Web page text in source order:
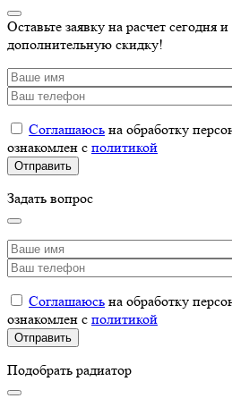
Оставьте заявку на расчет сегодня
дополнительную скидку!
Соглашаюсь на обработку
ознакомлен с политикой
Задать вопрос
Соглашаюсь на обработку
ознакомлен с политикой
Подобрать радиатор